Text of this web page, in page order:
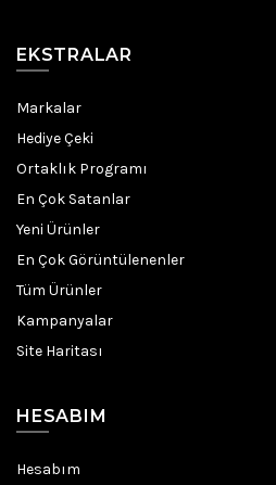
EKSTRALAR
Markalar
Hediye Çeki
Ortaklık Programı
En Çok Satanlar
Yeni Ürünler
En Çok Görüntülenenler
Tüm Ürünler
Kampanyalar
Site Haritası
HESABIM
Hesabım